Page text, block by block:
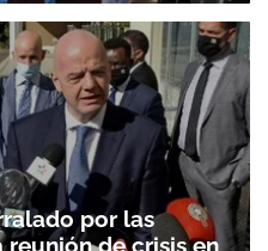
por las
de crisis en